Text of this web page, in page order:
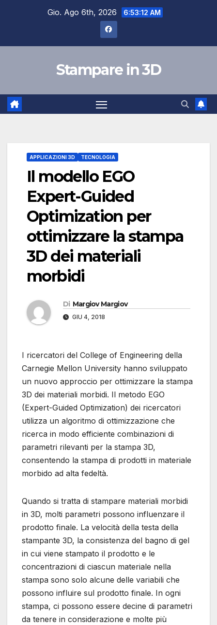
Gio. Ago 6th, 2026 6:53:13 AM
Stampare in 3D
APPLICAZIONI 3D TECNOLOGIA
Il modello EGO
Expert-Guided
Optimization per
ottimizzare la stampa
3D dei materiali
morbidi
Di Margiov Margiov
GIU 4, 2018
I ricercatori del College of Engineering della
Carnegie Mellon University hanno sviluppato
un nuovo approccio per ottimizzare la stampa
3D dei materiali morbidi. Il metodo EGO
(Expert-Guided Optimization) dei ricercatori
utilizza un algoritmo di ottimizzazione che
ricerca in modo efficiente combinazioni di
parametri rilevanti per la stampa 3D,
consentendo la stampa di prodotti in materiale
morbido ad alta fedeltà.
Quando si tratta di stampare materiali morbidi
in 3D, molti parametri possono influenzare il
prodotto finale. La velocità della testa della
stampante 3D, la consistenza del bagno di gel
in cui viene stampato il prodotto e le
concentrazioni di ciascun materiale nella
stampa sono solo alcune delle variabili che
possono influire sul prodotto finale. In ogni
stampa, ci possono essere decine di parametri
da tenere in considerazione e molte più